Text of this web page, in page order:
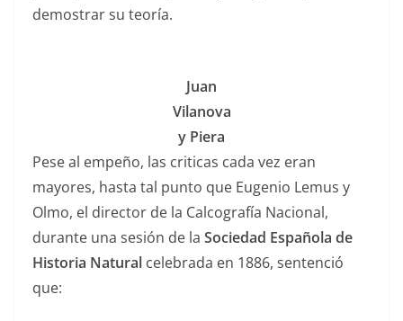
demostrar su teoría.
Juan
Vilanova
y Piera
Pese al empeño, las criticas cada vez eran
mayores, hasta tal punto que Eugenio Lemus y
Olmo, el director de la Calcografía Nacional,
durante una sesión de la Sociedad Española de
Historia Natural celebrada en 1886, sentenció
que: